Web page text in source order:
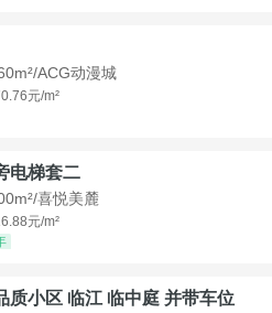
ACG动漫城
元/m²
电梯套二
喜悦美麓
元/m²
质小区 临江 临中庭 并带车位